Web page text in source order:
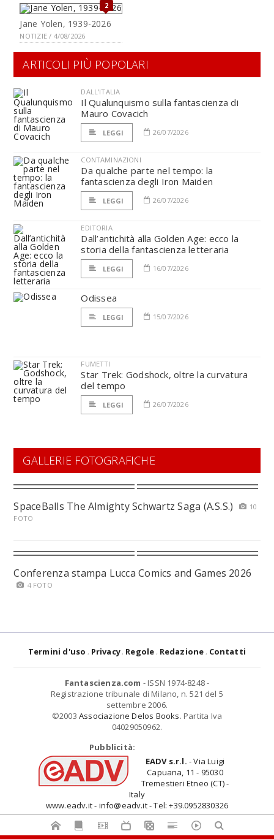
2
Jane Yolen, 1939-2026
NOTIZIE / 4/08/2026
ARTICOLI PIÙ POPOLARI
DALL'ITALIA
Il Qualunquismo sulla fantascienza di
Mauro Covacich
LEGGI 26/07/2026
CONTAMINAZIONI
Da qualche parte nel tempo: la
fantascienza degli Iron Maiden
LEGGI 26/07/2026
EDITORIA
Dall’antichità alla Golden Age: ecco la
storia della fantascienza letteraria
LEGGI 16/07/2026
Odissea
LEGGI 15/07/2026
FUMETTI
Star Trek: Godshock, oltre la curvatura
del tempo
LEGGI 26/07/2026
GALLERIE FOTOGRAFICHE
SpaceBalls The Almighty Schwartz Saga (A.S.S.)
10
FOTO
Conferenza stampa Lucca Comics and Games 2026
4 FOTO
Termini d'uso Privacy Regole Redazione Contatti
Fantascienza.com - ISSN 1974-8248 -
Registrazione tribunale di Milano, n. 521 del 5
settembre 2006.
©2003 Associazione Delos Books. Partita Iva
04029050962.
Pubblicità:
EADV s.r.l. - Via Luigi
Capuana, 11 - 95030
Tremestieri Etneo (CT) -
Italy
www.eadv.it - info@eadv.it - Tel: +39.0952830326